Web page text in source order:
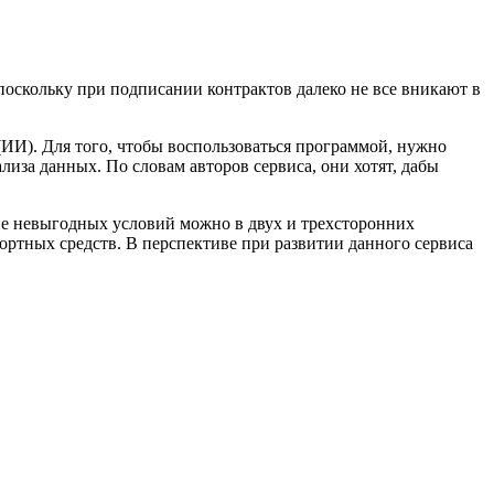
при подписании контрактов далеко не все вникают в
Для того, чтобы воспользоваться программой, нужно
данных. По словам авторов сервиса, они хотят, дабы
невыгодных условий можно в двух и трехсторонних
средств. В перспективе при развитии данного сервиса